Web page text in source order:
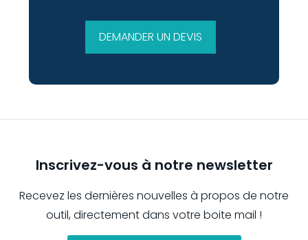
DEMANDER UN DEVIS
Inscrivez-vous à notre newsletter
Recevez les dernières nouvelles à propos de notre
outil, directement dans votre boite mail !